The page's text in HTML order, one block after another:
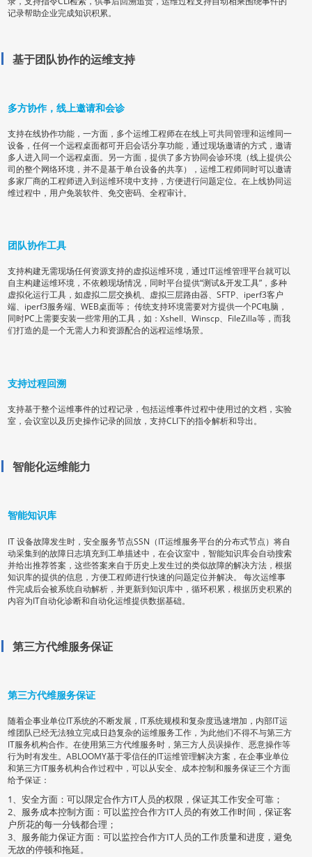
记录帮助企业完成知识积累。
基于团队协作的运维支持
多方协作，线上邀请和会诊
支持在线协作功能，一方面，多个运维工程师在在线上可共同管理和运维同一
设备，任何一个远程桌面都可开启会话分享功能，通过现场邀请的方式，邀请
多人进入同一个远程桌面。另一方面，提供了多方协同会诊环境（线上提供公
司的整个网络环境，并不是基于单台设备的共享），运维工程师同时可以邀请
多家厂商的工程师进入到运维环境中支持，方便进行问题定位。在上线协同运
维过程中，用户免装软件、免交密码、全程审计。
团队协作工具
支持构建无需现场任何资源支持的虚拟运维环境，通过IT运维管理平台就可以
自主构建运维环境，不依赖现场情况，同时平台提供“测试&开发工具”，多种
虚拟化运行工具，如虚拟二层交换机、虚拟三层路由器、SFTP、iperf3客户
端、iperf3服务端、WEB桌面等； 传统支持环境需要对方提供一个PC电脑，
同时PC上需要安装一些常用的工具，如：Xshell、Winscp、FileZilla等，而我
们打造的是一个无需人力和资源配合的远程运维场景。
支持过程回溯
支持基于整个运维事件的过程记录，包括运维事件过程中使用过的文档，实验
室，会议室以及历史操作记录的回放，支持CLI下的指令解析和导出。
智能化运维能力
智能知识库
IT 设备故障发生时，安全服务节点SSN（IT运维服务平台的分布式节点）将自
动采集到的故障日志填充到工单描述中，在会议室中，智能知识库会自动搜索
并给出推荐答案，这些答案来自于历史上发生过的类似故障的解决方法，根据
知识库的提供的信息，方便工程师进行快速的问题定位并解决。 每次运维事
件完成后会被系统自动解析，并更新到知识库中，循环积累，根据历史积累的
内容为IT自动化诊断和自动化运维提供数据基础。
第三方代维服务保证
第三方代维服务保证
随着企事业单位IT系统的不断发展，IT系统规模和复杂度迅速增加，内部IT运
维团队已经无法独立完成日趋复杂的运维服务工作，为此他们不得不与第三方
IT服务机构合作。在使用第三方代维服务时，第三方人员误操作、恶意操作等
行为时有发生。ABLOOMY基于零信任的IT运维管理解决方案，在企事业单位
和第三方IT服务机构合作过程中，可以从安全、成本控制和服务保证三个方面
给予保证：
1、安全方面：可以限定合作方IT人员的权限，保证其工作安全可靠；
2、服务成本控制方面：可以监控合作方IT人员的有效工作时间，保证客
户所花的每一分钱都合理；
3、服务能力保证方面：可以监控合作方IT人员的工作质量和进度，避免
无故的停顿和拖延。